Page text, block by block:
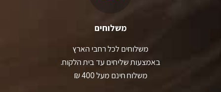
משלוחים
משלוחים לכל רחבי הארץ
באמצעות שליחים עד בית הלקוח.
משלוח חינם מעל 400 ₪